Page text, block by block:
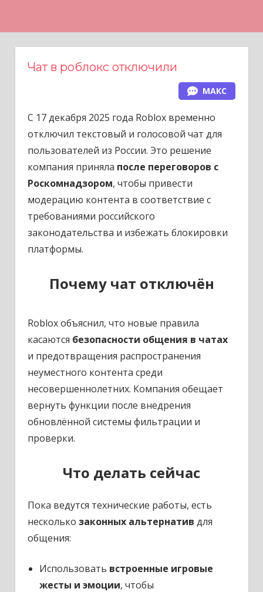
Чат в роблокс отключили
МАКС
С 17 декабря 2025 года Roblox временно
отключил текстовый и голосовой чат для
пользователей из России. Это решение
компания приняла после переговоров с
Роскомнадзором, чтобы привести
модерацию контента в соответствие с
требованиями российского
законодательства и избежать блокировки
платформы.
Почему чат отключён
Roblox объяснил, что новые правила
касаются безопасности общения в чатах
и предотвращения распространения
неуместного контента среди
несовершеннолетних. Компания обещает
вернуть функции после внедрения
обновлённой системы фильтрации и
проверки.
Что делать сейчас
Пока ведутся технические работы, есть
несколько законных альтернатив для
общения:
Использовать встроенные игровые
жесты и эмоции, чтобы